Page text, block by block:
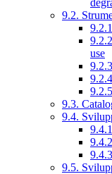
9.2.
use
9.3.
9.4.
9.5.